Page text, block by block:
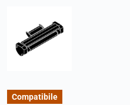
Compatibile